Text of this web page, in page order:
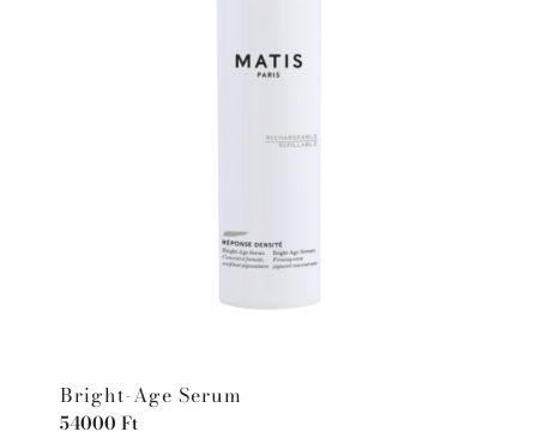
Bright-Age Serum
54000 Ft